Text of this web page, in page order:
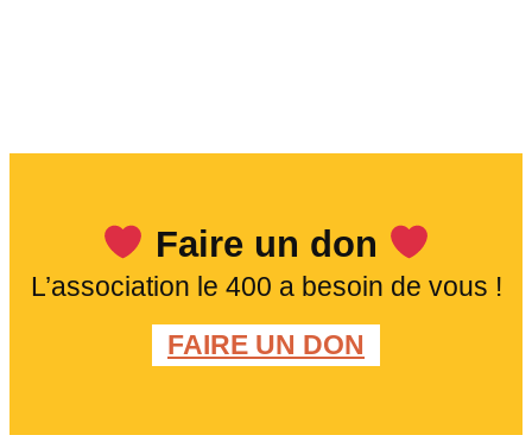
Faire un don
L’association le 400 a besoin de vous !
FAIRE UN DON